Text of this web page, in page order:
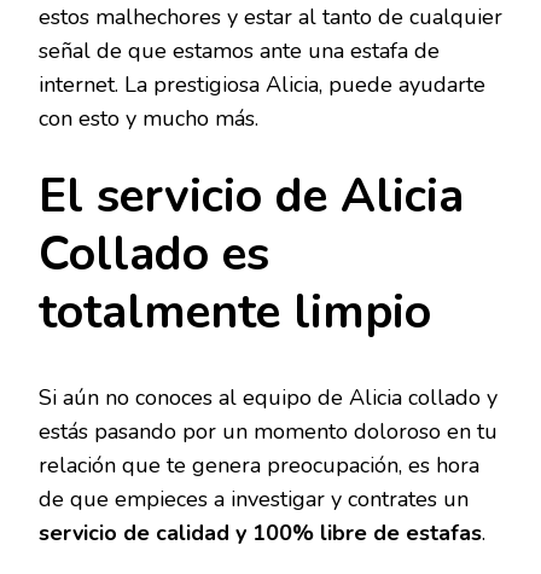
estos malhechores y estar al tanto de cualquier
señal de que estamos ante una estafa de
internet. La prestigiosa Alicia, puede ayudarte
con esto y mucho más.
El servicio de Alicia
Collado es
totalmente limpio
Si aún no conoces al equipo de Alicia collado y
estás pasando por un momento doloroso en tu
relación que te genera preocupación, es hora
de que empieces a investigar y contrates un
servicio de calidad y 100% libre de estafas.